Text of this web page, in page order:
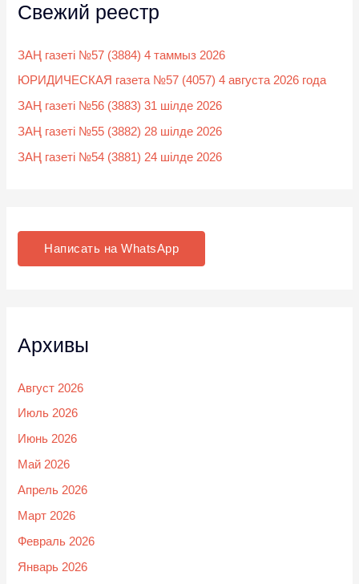
Свежий реестр
ЗАҢ газеті №57 (3884) 4 таммыз 2026
ЮРИДИЧЕСКАЯ газета №57 (4057) 4 августа 2026 года
ЗАҢ газеті №56 (3883) 31 шілде 2026
ЗАҢ газеті №55 (3882) 28 шілде 2026
ЗАҢ газеті №54 (3881) 24 шілде 2026
Написать на WhatsApp
Архивы
Август 2026
Июль 2026
Июнь 2026
Май 2026
Апрель 2026
Март 2026
Февраль 2026
Январь 2026